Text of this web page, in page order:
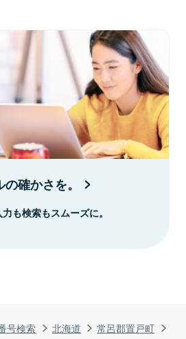
号検索 北海道
常呂郡置戸町
確かさを。
も検索もスムーズに。